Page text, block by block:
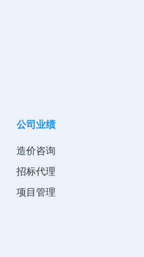
公司业绩
造价咨询
招标代理
项目管理